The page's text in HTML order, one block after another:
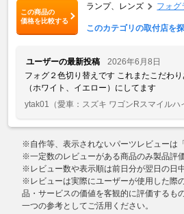
この商品の
価格を比較する
ランプ、レンズ フォグ
このカテゴリの取付店を
ユーザーの最新投稿
2026年6月8日
フォグ２色切り替えです これまたこだわ
（ホワイト、イエロー）にしてます
ytak01
（愛車：スズキ ワゴンRスマイルハ
※自作等、表示されないパーツレビューは
※一定数のレビューがある商品のみ製品評
※レビュー数や表示順は前日分が翌日の日
※レビューは実際にユーザーが使用した際
品・サービスの価値を客観的に評価するも
一つの参考としてご活用ください。